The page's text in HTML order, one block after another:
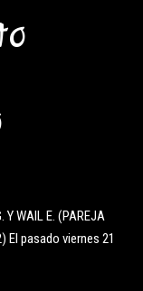
Y WAIL E. (PAREJA
El pasado viernes 21